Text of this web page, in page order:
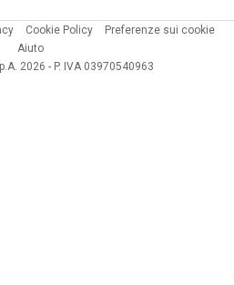
Cookie Policy
Preferenze sui cookie
Aiuto
2026 - P. IVA 03970540963